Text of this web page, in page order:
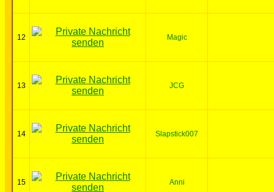
12 Magic
13 JCG
14 Slapstick007
15 Anni